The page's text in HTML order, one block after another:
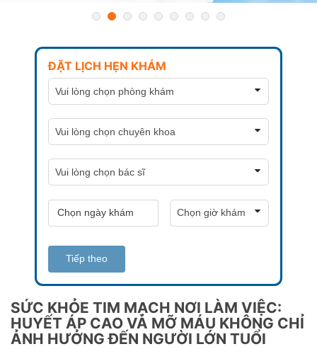
ĐẶT LỊCH HẸN KHÁM
Tiếp theo
SỨC KHỎE TIM MẠCH NƠI LÀM VIỆC:
HUYẾT ÁP CAO VÀ MỠ MÁU KHÔNG CHỈ
ẢNH HƯỞNG ĐẾN NGƯỜI LỚN TUỔI